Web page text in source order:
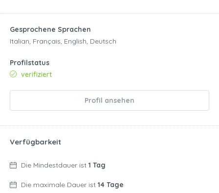
Gesprochene Sprachen
Italian, Français, English, Deutsch
Profilstatus
verifiziert
Profil ansehen
Verfügbarkeit
Die Mindestdauer ist 1 Tag
Die maximale Dauer ist 14 Tage